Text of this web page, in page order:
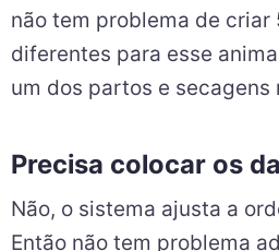
não tem problema de criar
diferentes para esse
um dos partos e secagens
Precisa colocar os
Não, o sistema ajusta a
Então não tem problema